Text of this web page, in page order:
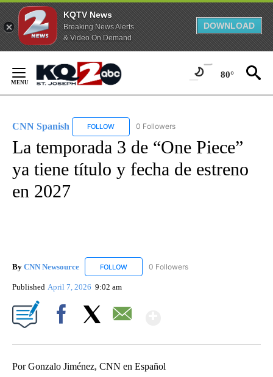
KQTV News
Breaking News Alerts
& Video On Demand
DOWNLOAD
Content
80°
CNN Spanish FOLLOW FOLLOW "CNN SPANISH" TO RECEIVE
0 Followers
La temporada 3 de “One Piece”
ya tiene título y fecha de estreno
en 2027
By CNN Newsource FOLLOW FOLLOW "CNN NEWSOURCE" TO RECEIVE
0 Followers
Published April 7, 2026 9:02 am
Por Gonzalo Jiménez, CNN en Español